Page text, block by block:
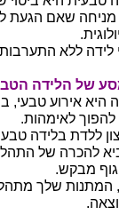
מניחה שאם הגעת
לידה ללא
של הלידה
היא אירוע טבעי,
להפוך לאימהות.
ללדת בלידה
להכרה של
מבקש.
המתנות שלך